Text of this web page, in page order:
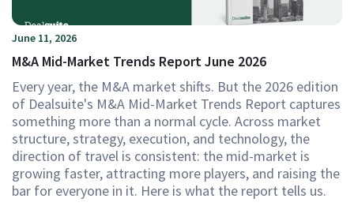
June 11, 2026
M&A Mid-Market Trends Report June 2026
Every year, the M&A market shifts. But the 2026 edition
of Dealsuite's M&A Mid-Market Trends Report captures
something more than a normal cycle. Across market
structure, strategy, execution, and technology, the
direction of travel is consistent: the mid-market is
growing faster, attracting more players, and raising the
bar for everyone in it. Here is what the report tells us.